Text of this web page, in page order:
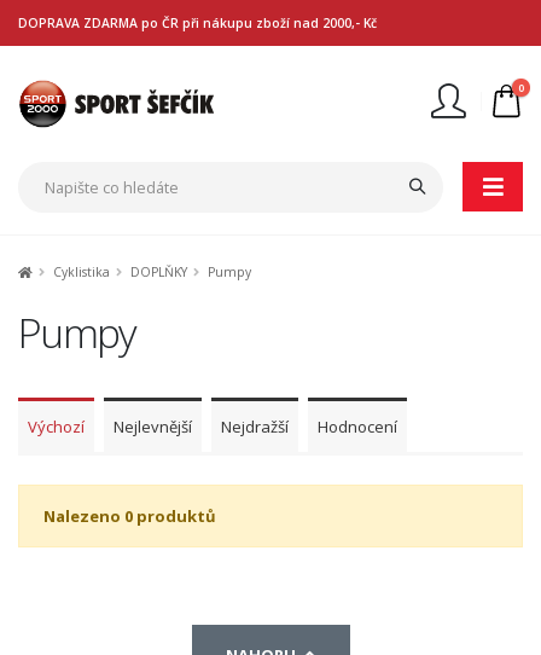
DOPRAVA ZDARMA po ČR při nákupu zboží nad 2000,- Kč
0
Cyklistika DOPLŇKY Pumpy
Pumpy
Výchozí Nejlevnější Nejdražší Hodnocení
Nalezeno 0 produktů